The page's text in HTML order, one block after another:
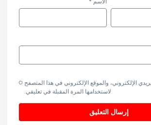
الإلكتروني، والموقع الإلكتروني في هذا المتصفح
لاستخدامها المرة المقبلة في تعليقي.